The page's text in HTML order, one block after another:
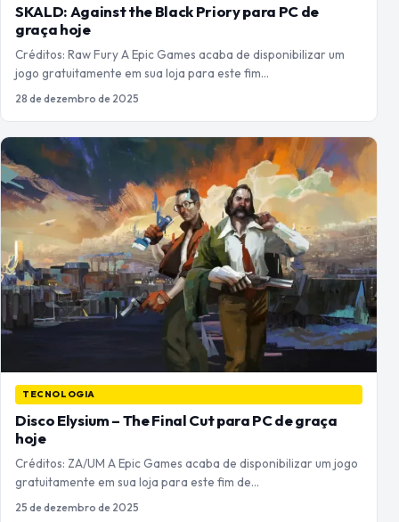
SKALD: Against the Black Priory para PC de
graça hoje
Créditos: Raw Fury A Epic Games acaba de disponibilizar um
jogo gratuitamente em sua loja para este fim…
28 de dezembro de 2025
TECNOLOGIA
Disco Elysium – The Final Cut para PC de graça
hoje
Créditos: ZA/UM A Epic Games acaba de disponibilizar um jogo
gratuitamente em sua loja para este fim de…
25 de dezembro de 2025